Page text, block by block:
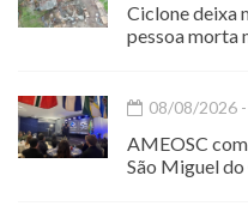
Ciclone deixa
pessoa morta
08/08/2026
AMEOSC
São Miguel